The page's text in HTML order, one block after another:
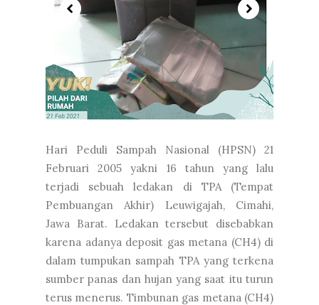
Hari Peduli Sampah Nasional (HPSN) 21
Februari 2005 yakni 16 tahun yang lalu
terjadi sebuah ledakan di TPA (Tempat
Pembuangan Akhir) Leuwigajah, Cimahi,
Jawa Barat. Ledakan tersebut disebabkan
karena adanya deposit gas metana (CH4) di
dalam tumpukan sampah TPA yang terkena
sumber panas dan hujan yang saat itu turun
terus menerus. Timbunan gas metana (CH4)